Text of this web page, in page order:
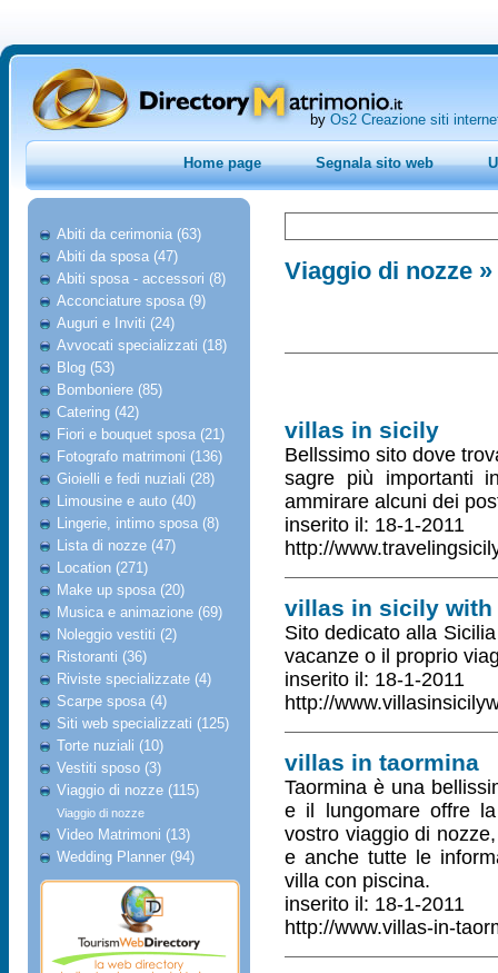
by Os2 Creazione siti
Home page Segnala sito web
Abiti da cerimonia (63)
Abiti da sposa (47)
Abiti sposa - accessori (8)
Acconciature sposa (9)
Auguri e Inviti (24)
Avvocati specializzati (18)
Blog (53)
Bomboniere (85)
Catering (42)
Fiori e bouquet sposa (21)
Fotografo matrimoni (136)
Gioielli e fedi nuziali (28)
Limousine e auto (40)
Lingerie, intimo sposa (8)
Lista di nozze (47)
Location (271)
Make up sposa (20)
Musica e animazione (69)
Noleggio vestiti (2)
Ristoranti (36)
Riviste specializzate (4)
Scarpe sposa (4)
Siti web specializzati (125)
Torte nuziali (10)
Vestiti sposo (3)
Viaggio di nozze (115)
Viaggio di nozze
Video Matrimoni (13)
Wedding Planner (94)
Viaggio di nozze
villas in sicily
Bellssimo sito dove
sagre più importanti
ammirare alcuni dei
inserito il: 18-1-2011
http://
villas in sicily with
Sito dedicato alla
vacanze o il proprio
inserito il: 18-1-2011
http://
villas in taormina
Taormina è una
e il lungomare offre
vostro viaggio di
e anche tutte le
villa con piscina.
inserito il: 18-1-2011
http://www.villas-in-